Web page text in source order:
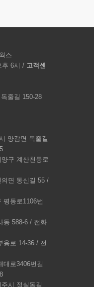
스
후 6시 / 고객센
줄길 150-28
양감면 독줄길
구 계산천동로
면 동신길 55 /
평동로1106번
동 588-6 / 전화
용로 14-36 / 전
대로3406번길
시 정실동길